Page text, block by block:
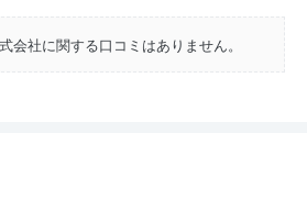
会社に関する口コミはありません。